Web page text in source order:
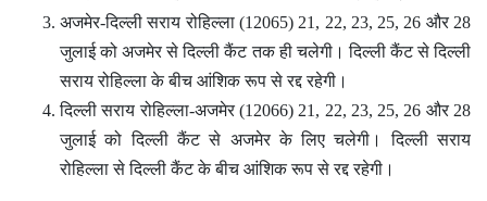
अजमेर-दिल्ली सराय रोहिल्ला (12065) 21, 22, 23, 25, 26 और 28
जुलाई को अजमेर से दिल्ली कैंट तक ही चलेगी। दिल्ली कैंट से दिल्ली
सराय रोहिल्ला के बीच आंशिक रूप से रद्द रहेगी।
दिल्ली सराय रोहिल्ला-अजमेर (12066) 21, 22, 23, 25, 26 और 28
जुलाई को दिल्ली कैंट से अजमेर के लिए चलेगी। दिल्ली सराय
रोहिल्ला से दिल्ली कैंट के बीच आंशिक रूप से रद्द रहेगी।